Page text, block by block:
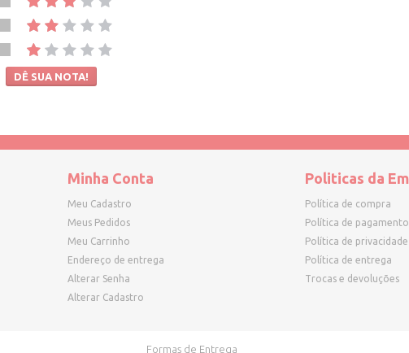
DÊ SUA NOTA!
Minha Conta
Meu Cadastro
Meus Pedidos
Meu Carrinho
Endereço de entrega
Alterar Senha
Alterar Cadastro
Politicas da
Política de compra
Política de pagamento
Política de privacidade
Política de entrega
Trocas e devoluções
Formas de Entrega